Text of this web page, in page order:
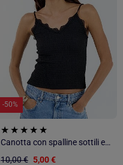
-50%
Canotta con spalline sottili e pizzo
10,00 € 5,00 €